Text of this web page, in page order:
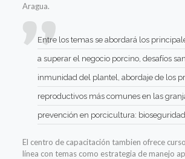
Aragua.
Entre los temas se abordará los
a superar el negocio porcino, desafíos
inmunidad del plantel, abordaje de los
reproductivos más comunes en las
prevención en porcicultura:
El centro de capacitación tambien ofrece
línea con temas como estrategia de manejo